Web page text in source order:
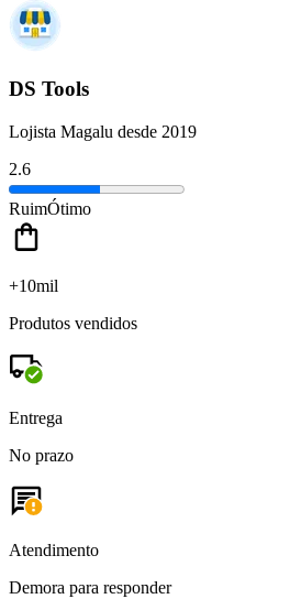
DS Tools
Lojista Magalu desde 2019
2.6
RuimÓtimo
+10mil
Produtos vendidos
Entrega
No prazo
Atendimento
Demora para responder